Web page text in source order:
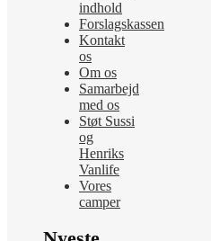
indhold
Forslagskassen
Kontakt
os
Om os
Samarbejd
med os
Støt Sussi
og
Henriks
Vanlife
Vores
camper